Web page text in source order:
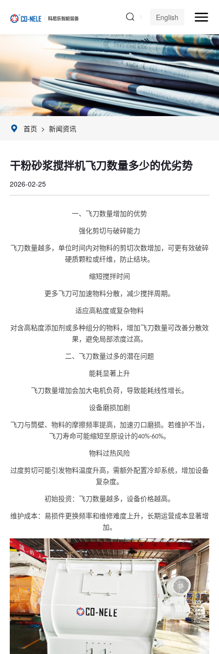
English
首页 > 新闻资讯
干粉砂浆搅拌机飞刀数量多少的优劣势
2026-02-25
一、飞刀数量增加的优势
强化剪切与破碎能力
飞刀数量越多，单位时间内对物料的剪切次数增加，可更有效破碎
硬质颗粒或纤维，防止结块。
缩短搅拌时间
更多飞刀可加速物料分散，减少搅拌周期。
适应高粘度或复杂物料
对含高粘度添加剂或多种组分的物料，增加飞刀数量可改善分散效
果，避免局部浓度过高。
二、飞刀数量过多的潜在问题
能耗显著上升
飞刀数量增加会加大电机负荷，导致能耗线性增长。
设备磨损加剧
飞刀与筒壁、物料的摩擦频率提高，加速刃口磨损。若维护不当，
飞刀寿命可能缩短至原设计的40%-60%。
物料过热风险
过度剪切可能引发物料温度升高，需额外配置冷却系统，增加设备
复杂度。
初始投资：飞刀数量越多，设备价格越高。
维护成本：易损件更换频率和维修难度上升，长期运营成本显著增
加。